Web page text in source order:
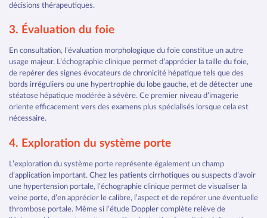
décisions thérapeutiques.
3. Évaluation du foie
En consultation, l’évaluation morphologique du foie constitue un autre
usage majeur. L’échographie clinique permet d’apprécier la taille du foie,
de repérer des signes évocateurs de chronicité hépatique tels que des
bords irréguliers ou une hypertrophie du lobe gauche, et de détecter une
stéatose hépatique modérée à sévère. Ce premier niveau d’imagerie
oriente efficacement vers des examens plus spécialisés lorsque cela est
nécessaire.
4. Exploration du système porte
L’exploration du système porte représente également un champ
d’application important. Chez les patients cirrhotiques ou suspects d’avoir
une hypertension portale, l’échographie clinique permet de visualiser la
veine porte, d’en apprécier le calibre, l’aspect et de repérer une éventuelle
thrombose portale. Même si l’étude Doppler complète relève de